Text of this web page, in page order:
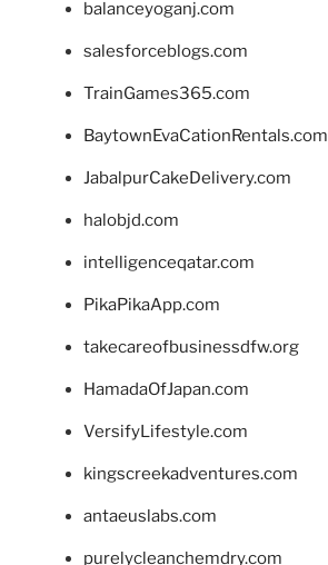
balanceyoganj.com
salesforceblogs.com
TrainGames365.com
BaytownEvaCationRentals.com
JabalpurCakeDelivery.com
halobjd.com
intelligenceqatar.com
PikaPikaApp.com
takecareofbusinessdfw.org
HamadaOfJapan.com
VersifyLifestyle.com
kingscreekadventures.com
antaeuslabs.com
purelycleanchemdry.com